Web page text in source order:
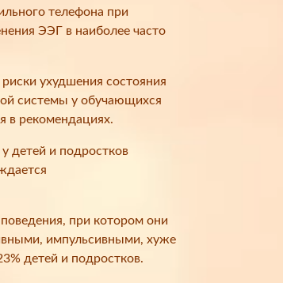
телефона при
ЭЭГ в наиболее часто
ухудшения состояния
системы у обучающихся
в рекомендациях.
детей и подростков
при котором они
импульсивными, хуже
детей и подростков.